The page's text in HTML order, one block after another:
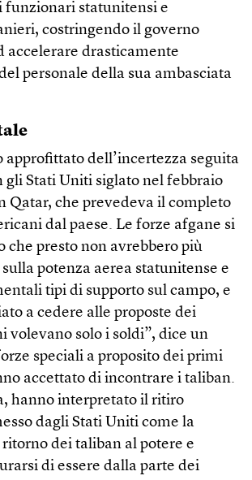
funzionari statunitensi e
costringendo il governo
accelerare drasticamente
personale della sua ambasciata
approfittato dell’incertezza seguita
gli Stati Uniti siglato nel febbraio
Qatar, che prevedeva il completo
dal paese. Le forze afgane si
che presto non avrebbero più
potenza aerea statunitense e
tipi di supporto sul campo, e
a cedere alle proposte dei
volevano solo i soldi”, dice un
speciali a proposito dei primi
accettato di incontrare i taliban.
hanno interpretato il ritiro
dagli Stati Uniti come la
dei taliban al potere e
di essere dalla parte dei